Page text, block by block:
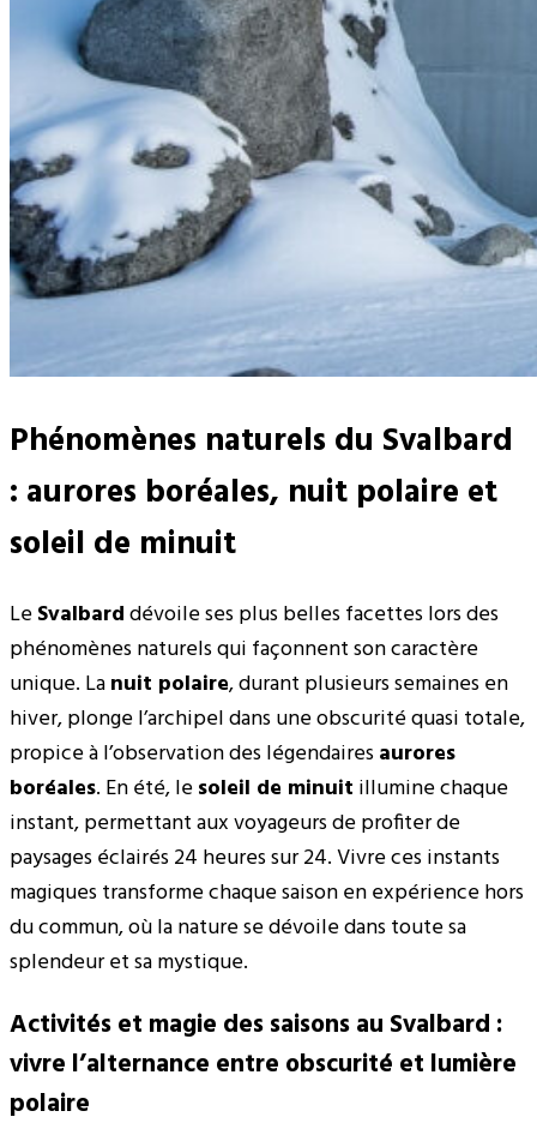
Phénomènes naturels du Svalbard
: aurores boréales, nuit polaire et
soleil de minuit
LeSvalbarddévoile ses plus belles facettes lors des
phénomènes naturels qui façonnent son caractère
unique. Lanuit polaire, durant plusieurs semaines en
hiver, plonge l’archipel dans une obscurité quasi totale,
propice à l’observation des légendairesaurores
boréales. En été, lesoleil de minuit illumine chaque
instant, permettant aux voyageurs de profiter de
paysages éclairés 24 heures sur 24. Vivre ces instants
magiques transforme chaque saison en expérience hors
du commun, où la nature se dévoile dans toute sa
splendeur et sa mystique.
Activités et magie des saisons au Svalbard :
vivre l’alternance entre obscurité et lumière
polaire